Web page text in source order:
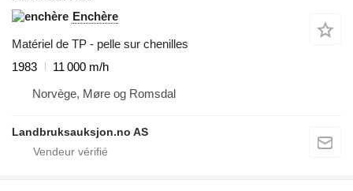
Enchère
Matériel de TP - pelle sur chenilles
1983
11 000 m/h
Norvège, Møre og Romsdal
Landbruksauksjon.no AS